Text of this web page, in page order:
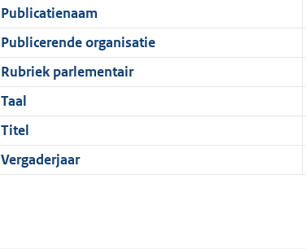
m
a
a
t
K 1
Publicatienaam
Publicerende organisatie
Rubriek parlementair
Taal
Titel
Vergaderjaar